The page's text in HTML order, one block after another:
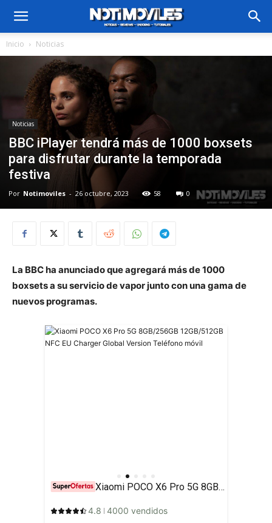
Inicio Noticias
Noticias
BBC iPlayer tendrá más de 1000 boxsets
para disfrutar durante la temporada
festiva
Por Notimoviles - 26 octubre, 2023 58 0
La BBC ha anunciado que agregará más de 1000
boxsets a su servicio de vapor junto con una gama de
nuevos programas.
Xiaomi POCO X6 Pro 5G 8GB/256GB 12GB/512GB NFC EU Charger Global Version Teléfono móvil
4.8 4000 vendidos